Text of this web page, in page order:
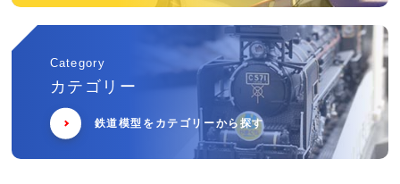
Category
カテゴリー
鉄道模型をカテゴリーから探す